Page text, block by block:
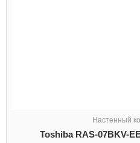
Настенный
Toshiba RAS-07BKV-